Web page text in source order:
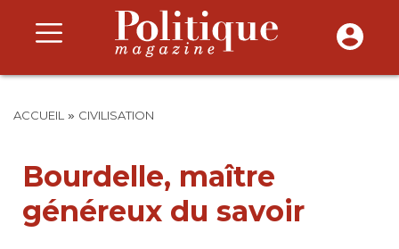
ACCUEIL » CIVILISATION
Bourdelle, maître
généreux du savoir